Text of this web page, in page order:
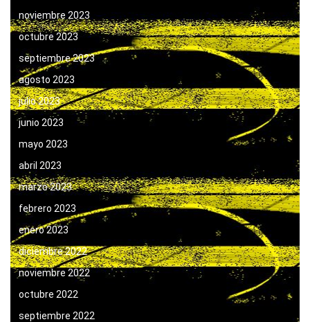
noviembre 2023
octubre 2023
septiembre 2023
agosto 2023
julio 2023
junio 2023
mayo 2023
abril 2023
marzo 2023
febrero 2023
enero 2023
diciembre 2022
noviembre 2022
octubre 2022
septiembre 2022